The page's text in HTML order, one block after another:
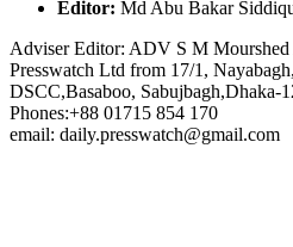
Editor: Md Abu Bakar
Adviser Editor: ADV S M
Presswatch Ltd from 17/1,
DSCC,Basaboo, Sabujbagh,Dhaka-
Phones:+88 01715 854 170
email: daily.presswatch@gmail.com